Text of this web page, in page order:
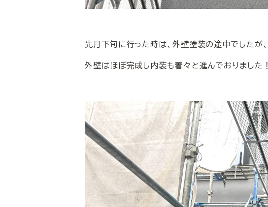
先月下旬に行った時は、外壁塗装の途中でしたが、
外壁はほぼ完成し内装も着々と進んでおりました！